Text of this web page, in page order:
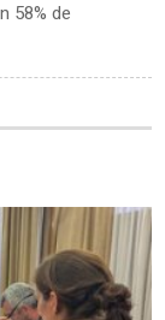
58% de